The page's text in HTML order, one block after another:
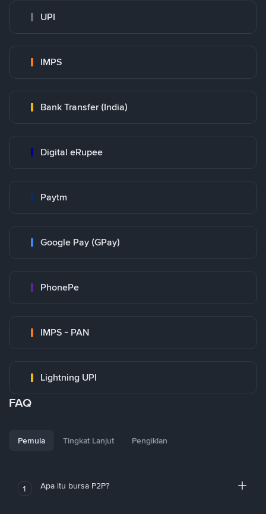
UPI
IMPS
Bank Transfer (India)
Digital eRupee
Paytm
Google Pay (GPay)
PhonePe
IMPS - PAN
Lightning UPI
FAQ
Pemula Tingkat Lanjut Pengiklan
1 Apa itu bursa P2P?